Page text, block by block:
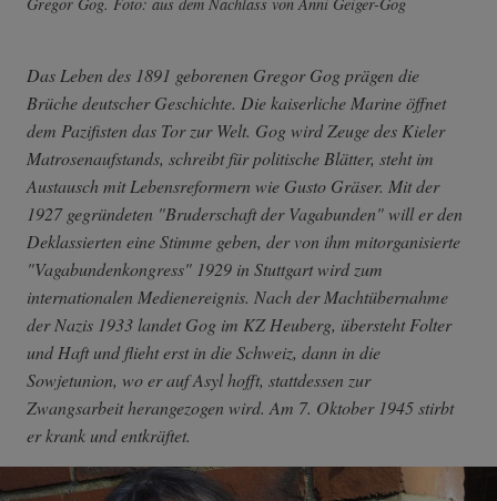
Gregor Gog. Foto: aus dem Nachlass von Anni Geiger-Gog
Das Leben des 1891 geborenen Gregor Gog prägen die
Brüche deutscher Geschichte. Die kaiserliche Marine öffnet
dem Pazifisten das Tor zur Welt. Gog wird Zeuge des Kieler
Matrosenaufstands, schreibt für politische Blätter, steht im
Austausch mit Lebensreformern wie Gusto Gräser. Mit der
1927 gegründeten "Bruderschaft der Vagabunden" will er den
Deklassierten eine Stimme geben, der von ihm mitorganisierte
"Vagabundenkongress" 1929 in Stuttgart wird zum
internationalen Medienereignis. Nach der Machtübernahme
der Nazis 1933 landet Gog im KZ Heuberg, übersteht Folter
und Haft und flieht erst in die Schweiz, dann in die
Sowjetunion, wo er auf Asyl hofft, stattdessen zur
Zwangsarbeit herangezogen wird. Am 7. Oktober 1945 stirbt
er krank und entkräftet.